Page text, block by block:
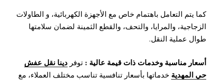
كما يتم التعامل باهتمام خاص مع الأجهزة الكهربائية، و الطاولات
الزجاجية، والمرايا، والتحف، والقطع الثمينة لضمان سلامتها
طوال عملية النقل.
أسعار مناسبة وخدمات ذات قيمة عالية : توفر دينا نقل عفش
حي المهدية خدماتها بأسعار تنافسية تناسب مختلف العملاء، مع